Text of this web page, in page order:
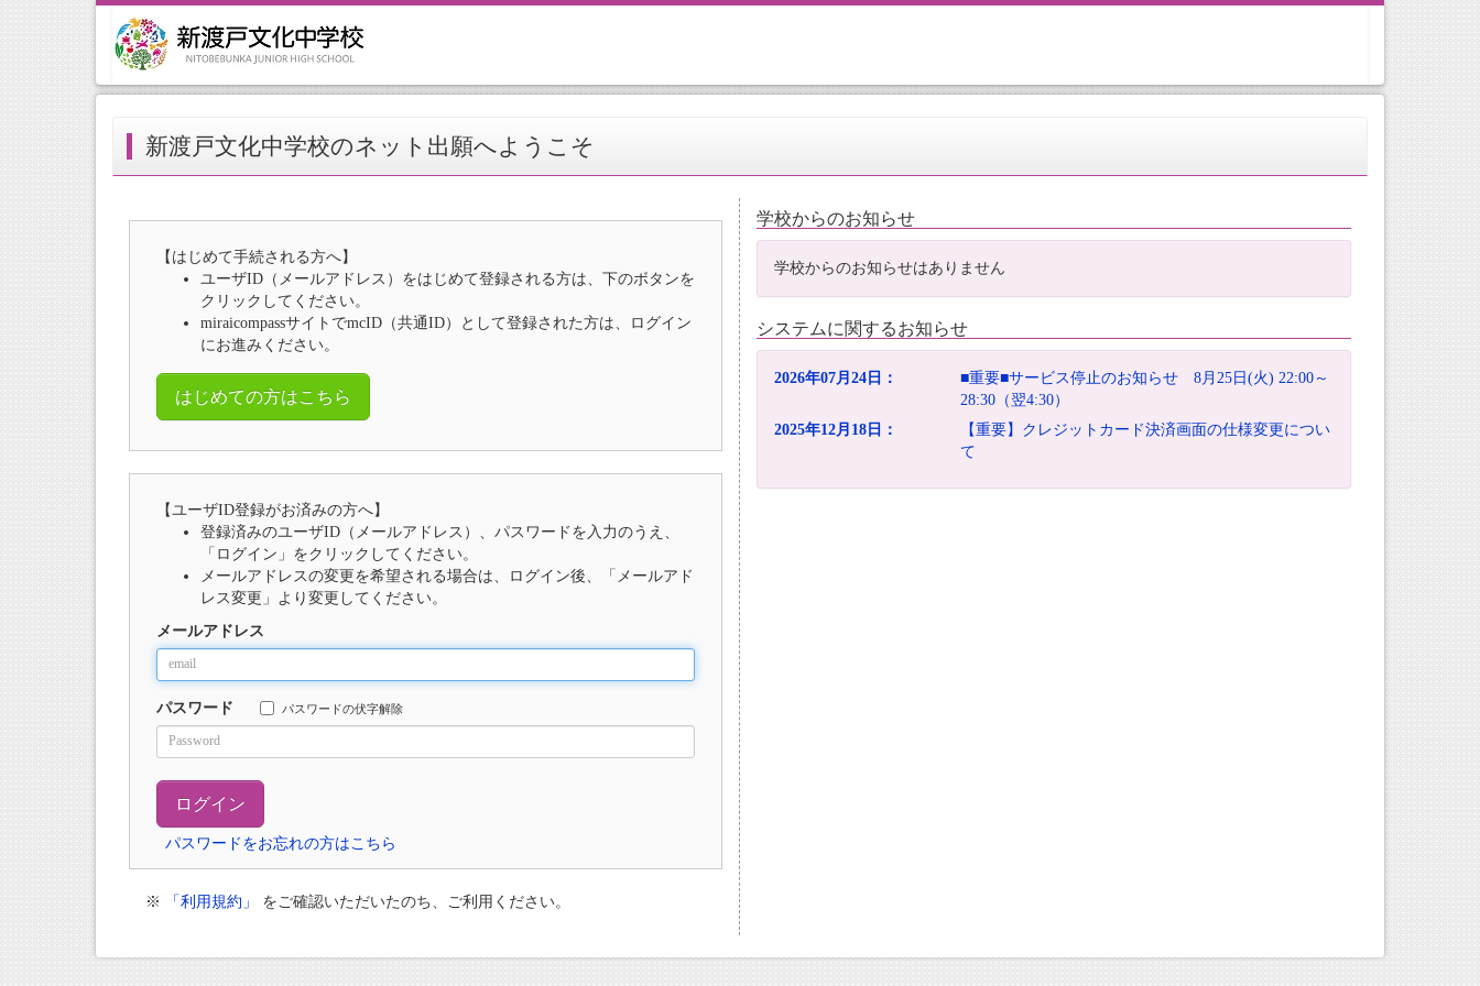
新渡戸文化中学校のネット出願へようこそ
【はじめて手続される方へ】
ユーザID（メールアドレス）をはじめて登録される方は、下のボタンを
クリックしてください。
miraicompassサイトでmcID（共通ID）として登録された方は、ログイン
にお進みください。
はじめての方はこちら
【ユーザID登録がお済みの方へ】
登録済みのユーザID（メールアドレス）、パスワードを入力のうえ、
「ログイン」をクリックしてください。
メールアドレスの変更を希望される場合は、ログイン後、「メールアド
レス変更」より変更してください。
メールアドレス
パスワード パスワードの伏字解除
パスワードをお忘れの方はこちら
※ 「利用規約」 をご確認いただいたのち、ご利用ください。
学校からのお知らせ
学校からのお知らせはありません
システムに関するお知らせ
2026年07月24日：
■重要■サービス停止のお知らせ 8月25日(火) 22:00～
28:30（翌4:30）
2025年12月18日：
【重要】クレジットカード決済画面の仕様変更につい
て